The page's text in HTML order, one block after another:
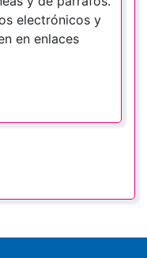
electrónicos y
en enlaces